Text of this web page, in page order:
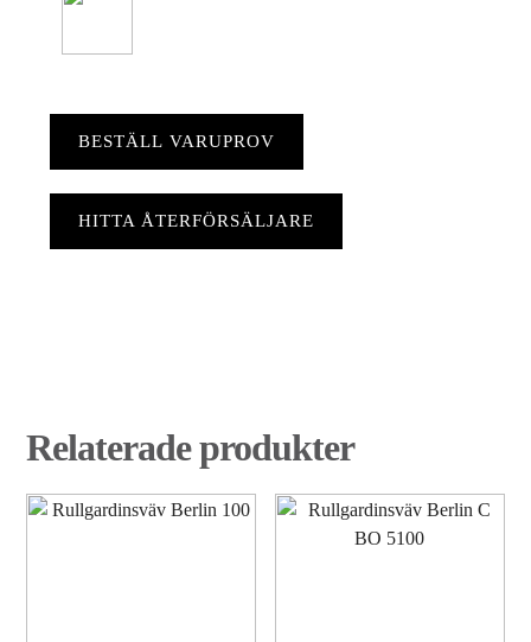
BESTÄLL VARUPROV
HITTA ÅTERFÖRSÄLJARE
Relaterade produkter